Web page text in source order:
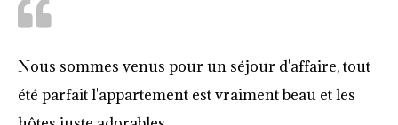
Nous sommes venus pour un séjour d'affaire, tout
été parfait l'appartement est vraiment beau et les